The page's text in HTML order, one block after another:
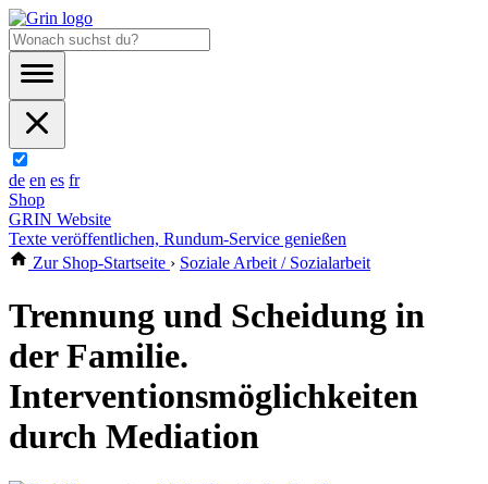
de en es fr
Shop
GRIN Website
Texte veröffentlichen, Rundum-Service genießen
Zur Shop-Startseite › Soziale Arbeit / Sozialarbeit
Trennung und Scheidung in
der Familie.
Interventionsmöglichkeiten
durch Mediation